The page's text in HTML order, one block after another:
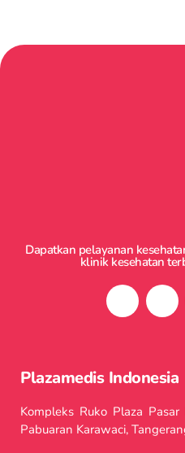
Dapatkan pelayanan
klinik kesehatan
Plazamedis Indonesia
Kompleks Ruko Plaza
Pabuaran Karawaci,